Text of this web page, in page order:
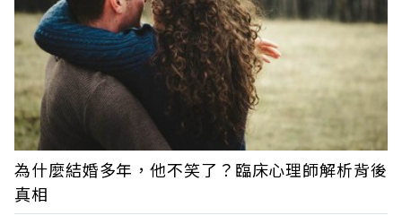
為什麼結婚多年，他不笑了？臨床心理師解析背後
真相